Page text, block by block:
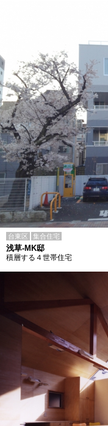
台東区 集合住宅
浅草-MK邸
積層する４世帯住宅